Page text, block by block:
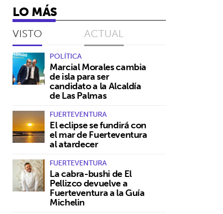
LO MÁS
VISTO ACTUAL
POLÍTICA
Marcial Morales cambia
de isla para ser
candidato a la Alcaldía
de Las Palmas
FUERTEVENTURA
El eclipse se fundirá con
el mar de Fuerteventura
al atardecer
FUERTEVENTURA
La cabra-bushi de El
Pellizco devuelve a
Fuerteventura a la Guía
Michelin